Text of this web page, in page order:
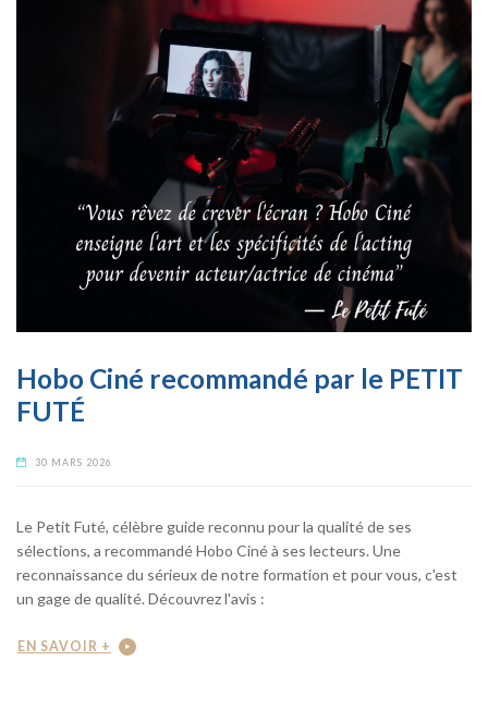
Hobo Ciné recommandé par le PETIT
FUTÉ
30 MARS 2026
Le Petit Futé, célèbre guide reconnu pour la qualité de ses
sélections, a recommandé Hobo Ciné à ses lecteurs. Une
reconnaissance du sérieux de notre formation et pour vous, c'est
un gage de qualité. Découvrez l'avis :
EN SAVOIR +